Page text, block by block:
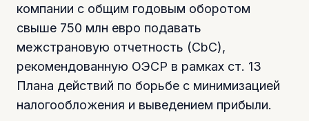
компании с общим годовым оборотом
свыше 750 млн евро подавать
межстрановую отчетность (CbC),
рекомендованную ОЭСР в рамках ст. 13
Плана действий по борьбе с минимизацией
налогообложения и выведением прибыли.